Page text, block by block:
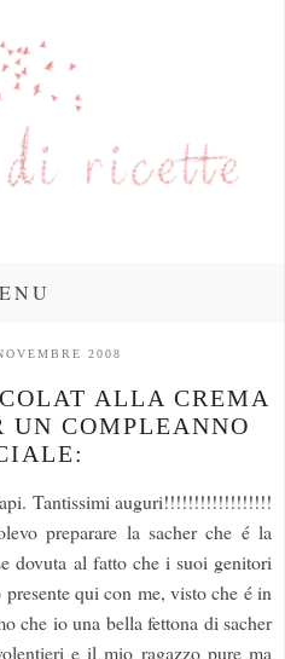
2008
ALLA CREMA
UN COMPLEANNO
Tantissimi auguri!!!!!!!!!!!!!!!!!!
preparare la sacher che é la
dovuta al fatto che i suoi genitori
qui con me, visto che é in
che io una bella fettona di sacher
e il mio ragazzo pure ma